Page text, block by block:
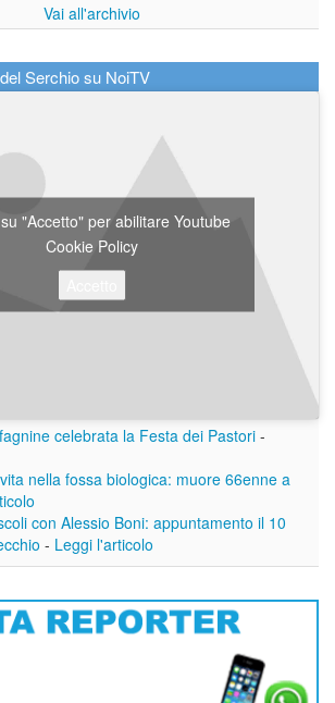
Vai all'archivio
Serchio su NoiTV
"Accetto" per abilitare Youtube
Cookie Policy
celebrata la Festa dei Pastori -
nella fossa biologica: muore 66enne a
con Alessio Boni: appuntamento il 10
- Leggi l'articolo